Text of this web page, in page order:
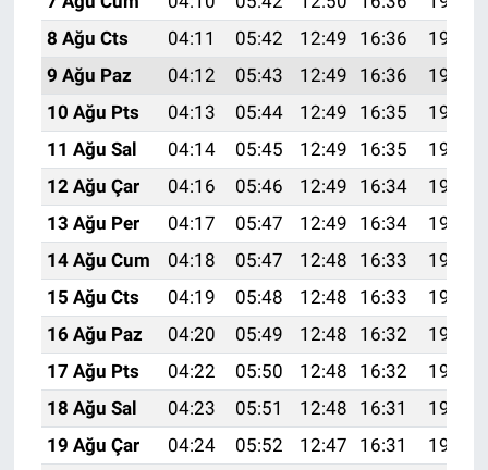
8 Ağu Cts
04:11 05:42 12:49 16:36
19:46
9 Ağu Paz
04:12 05:43 12:49 16:36
19:45
10 Ağu Pts
04:13 05:44 12:49 16:35
19:44
11 Ağu Sal
04:14 05:45 12:49 16:35
19:43
12 Ağu Çar
04:16 05:46 12:49 16:34
19:42
13 Ağu Per
04:17 05:47 12:49 16:34
19:41
14 Ağu Cum
04:18 05:47 12:48 16:33
19:40
15 Ağu Cts
04:19 05:48 12:48 16:33
19:38
16 Ağu Paz
04:20 05:49 12:48 16:32
19:37
17 Ağu Pts
04:22 05:50 12:48 16:32
19:36
18 Ağu Sal
04:23 05:51 12:48 16:31
19:35
19 Ağu Çar
04:24 05:52 12:47 16:31
19:33